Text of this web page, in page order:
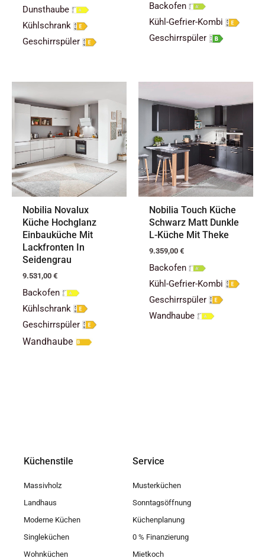
Dunsthaube
Kühlschrank
Geschirrspüler
Backofen
Kühl-Gefrier-Kombi
Geschirrspüler
Nobilia Novalux
Küche Hochglanz
Einbauküche Mit
Lackfronten In
Seidengrau
9.531,00 €
Backofen
Kühlschrank
Geschirrspüler
Wandhaube
Nobilia Touch Küche
Schwarz Matt Dunkle
L-Küche Mit Theke
9.359,00 €
Backofen
Kühl-Gefrier-Kombi
Geschirrspüler
Wandhaube
Küchenstile
Massivholz
Landhaus
Moderne Küchen
Singleküchen
Wohnküchen
Service
Musterküchen
Sonntagsöffnung
Küchenplanung
0 % Finanzierung
Mietkoch